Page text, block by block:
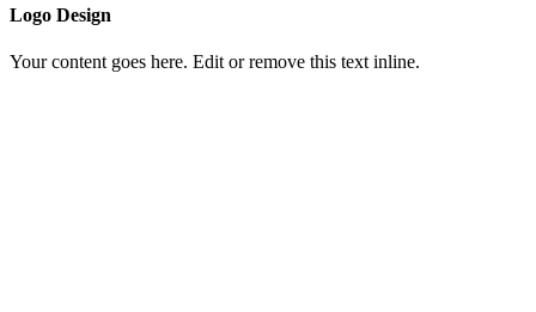
Logo Design
Your content goes here. Edit or remove this text inline.